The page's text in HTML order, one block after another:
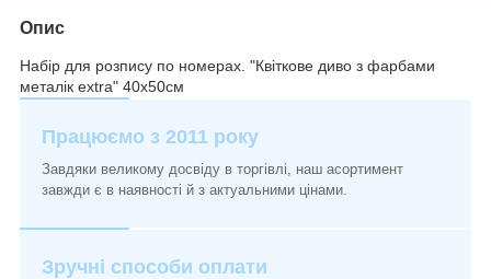
Опис
Набір для розпису по номерах. "Квіткове диво з фарбами
металік extra" 40х50см
Працюємо з 2011 року
Завдяки великому досвіду в торгівлі, наш асортимент
завжди є в наявності й з актуальними цінами.
Зручні способи оплати